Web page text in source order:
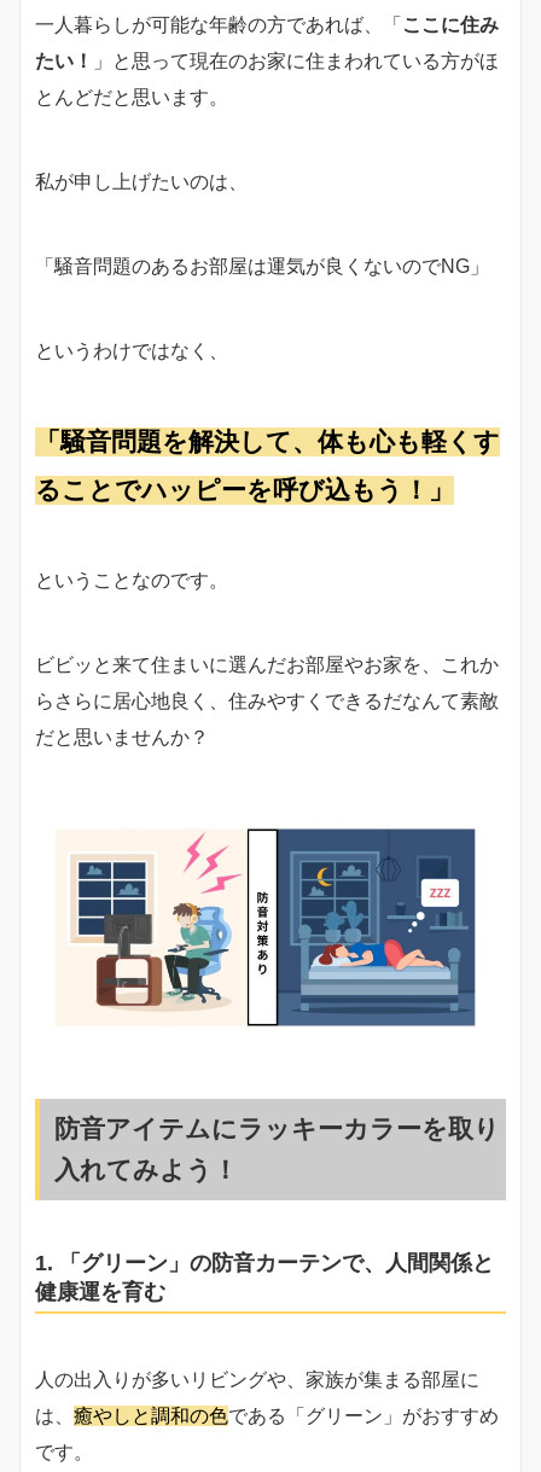
一人暮らしが可能な年齢の方であれば、「 ここに住み
たい！
」と思って現在のお家に住まわれている方がほ
とんどだと思います。
私が申し上げたいのは、
「騒音問題のあるお部屋は運気が良くないのでNG」
というわけではなく、
「騒音問題を解決して、体も心も軽くす
ることでハッピーを呼び込もう！」
ということなのです。
ビビッと来て住まいに選んだお部屋やお家を、これか
らさらに居心地良く、住みやすくできるだなんて素敵
だと思いませんか？
防音アイテムにラッキーカラーを取り
入れてみよう！
1. 「グリーン」の防音カーテンで、人間関係と
健康運を育む
人の出入りが多いリビングや、家族が集まる部屋に
は、 癒やしと調和の色である「グリーン」がおすすめ
です。